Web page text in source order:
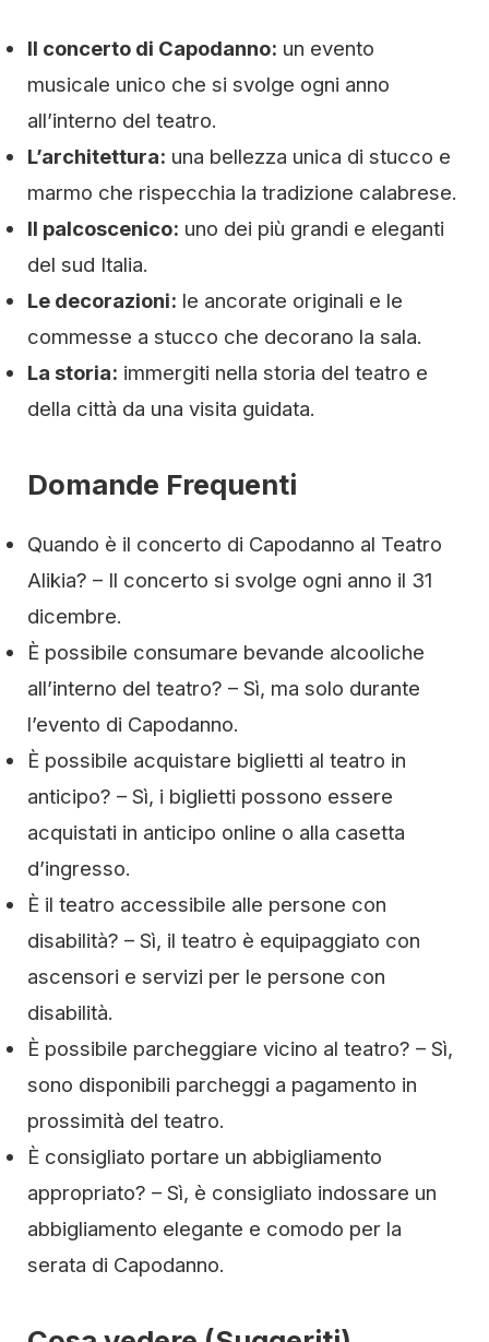
Il concerto di Capodanno: un evento
musicale unico che si svolge ogni anno
all’interno del teatro.
L’architettura: una bellezza unica di stucco e
marmo che rispecchia la tradizione calabrese.
Il palcoscenico: uno dei più grandi e eleganti
del sud Italia.
Le decorazioni: le ancorate originali e le
commesse a stucco che decorano la sala.
La storia: immergiti nella storia del teatro e
della città da una visita guidata.
Domande Frequenti
Quando è il concerto di Capodanno al Teatro
Alikia? – Il concerto si svolge ogni anno il 31
dicembre.
È possibile consumare bevande alcooliche
all’interno del teatro? – Sì, ma solo durante
l’evento di Capodanno.
È possibile acquistare biglietti al teatro in
anticipo? – Sì, i biglietti possono essere
acquistati in anticipo online o alla casetta
d’ingresso.
È il teatro accessibile alle persone con
disabilità? – Sì, il teatro è equipaggiato con
ascensori e servizi per le persone con
disabilità.
È possibile parcheggiare vicino al teatro? – Sì,
sono disponibili parcheggi a pagamento in
prossimità del teatro.
È consigliato portare un abbigliamento
appropriato? – Sì, è consigliato indossare un
abbigliamento elegante e comodo per la
serata di Capodanno.